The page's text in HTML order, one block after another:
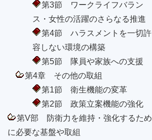
第3節 ワークライフバラン
ス・女性の活躍のさらなる推進
第4節 ハラスメントを一切許
容しない環境の構築
第5節 隊員や家族への支援
第4章 その他の取組
第1節 衛生機能の変革
第2節 政策立案機能の強化
第V部 防衛力を維持・強化するため
に必要な基盤や取組